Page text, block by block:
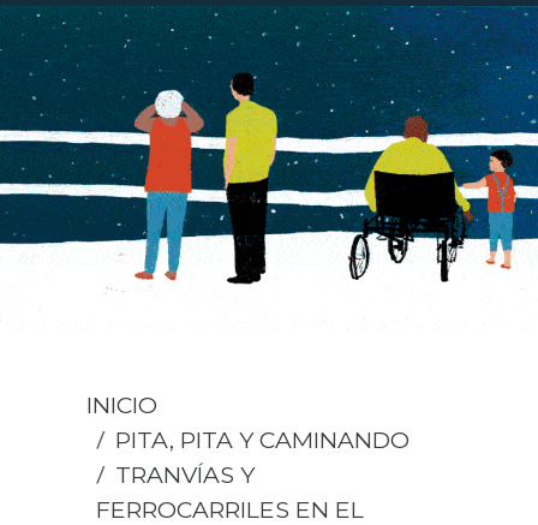
INICIO
PITA, PITA Y CAMINANDO
TRANVÍAS Y
FERROCARRILES EN EL